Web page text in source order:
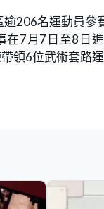
206名運動員
在7月7日至8日
領6位武術套路